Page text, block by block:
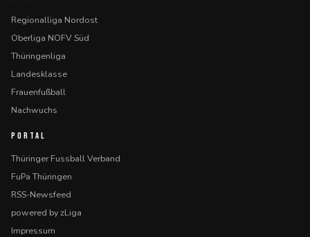
Regionalliga Nordost
Oberliga NOFV Süd
Thüringenliga
Landesklasse
Frauenfußball
Nachwuchs
PORTAL
Thüringer Fussball Verband
FuPa Thüringen
RSS-Newsfeed
powered by zLiga
Impressum